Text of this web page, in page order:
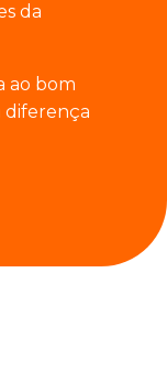
da
ao bom
diferença